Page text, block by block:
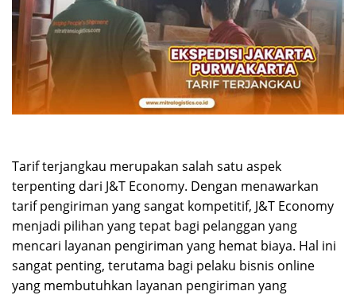
Tarif terjangkau merupakan salah satu aspek
terpenting dari J&T Economy. Dengan menawarkan
tarif pengiriman yang sangat kompetitif, J&T Economy
menjadi pilihan yang tepat bagi pelanggan yang
mencari layanan pengiriman yang hemat biaya. Hal ini
sangat penting, terutama bagi pelaku bisnis online
yang membutuhkan layanan pengiriman yang